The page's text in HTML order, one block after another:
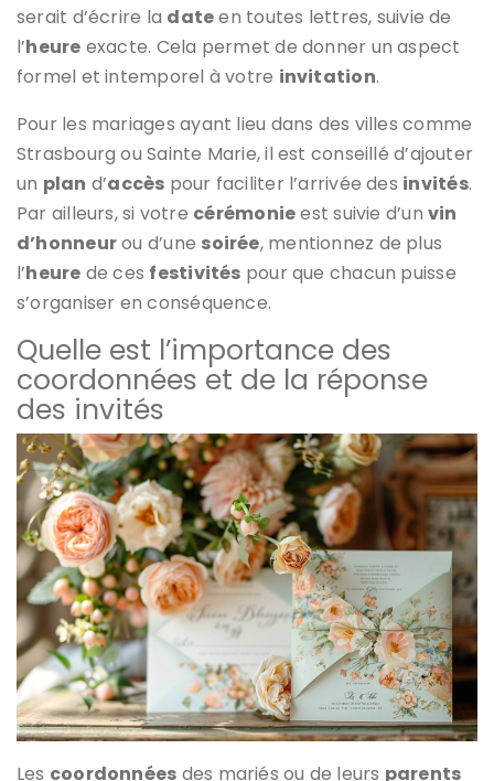
serait d’écrire la dateen toutes lettres, suivie de
l’heure exacte. Cela permet de donner un aspect
formel et intemporel à votre invitation.
Pour les mariages ayant lieu dans des villes comme
Strasbourg ou Sainte Marie, il est conseillé d’ajouter
un plan d’accès pour faciliter l’arrivée des invités.
Par ailleurs, si votre cérémonieest suivie d’unvin
d’honneurou d’une soirée, mentionnez de plus
l’heure de ces festivités pour que chacun puisse
s’organiser en conséquence.
Quelle est l’importance des
coordonnées et de la réponse
des invités
Les coordonnées des mariés ou de leurs parents